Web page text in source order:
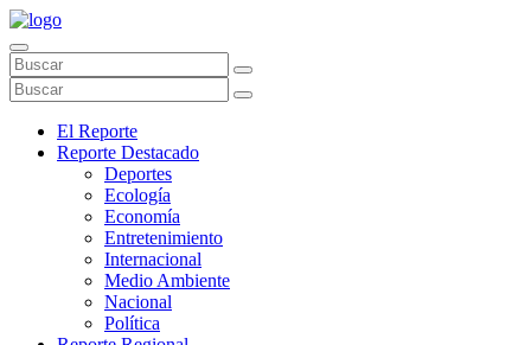
El Reporte
Reporte Destacado
Deportes
Ecología
Economía
Entretenimiento
Internacional
Medio Ambiente
Nacional
Política